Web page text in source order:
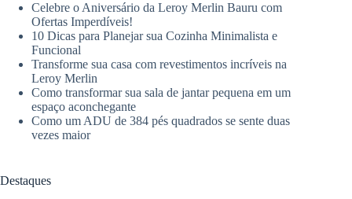
Celebre o Aniversário da Leroy Merlin Bauru com
Ofertas Imperdíveis!
10 Dicas para Planejar sua Cozinha Minimalista e
Funcional
Transforme sua casa com revestimentos incríveis na
Leroy Merlin
Como transformar sua sala de jantar pequena em um
espaço aconchegante
Como um ADU de 384 pés quadrados se sente duas
vezes maior
Destaques